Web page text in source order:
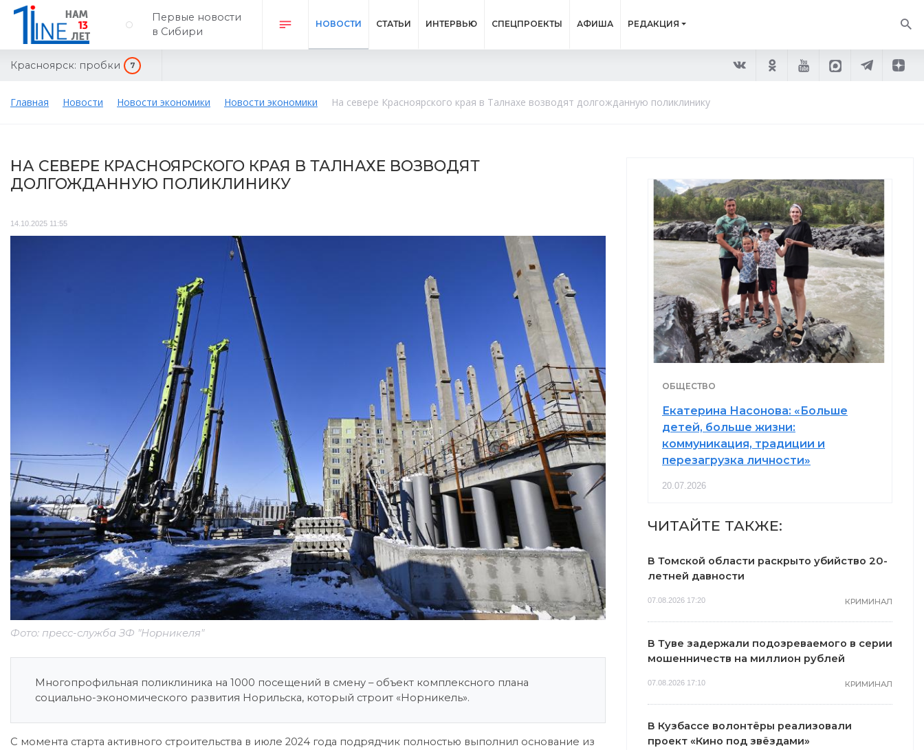
Первые новости
в Сибири
НОВОСТИ СТАТЬИ ИНТЕРВЬЮ СПЕЦПРОЕКТЫ АФИША РЕДАКЦИЯ
Красноярск: пробки 7
Главная Новости Новости экономики Новости экономики На севере Красноярского края в Талнахе возводят долгожданную поликлинику
НА СЕВЕРЕ КРАСНОЯРСКОГО КРАЯ В ТАЛНАХЕ ВОЗВОДЯТ
ДОЛГОЖДАННУЮ ПОЛИКЛИНИКУ
14.10.2025 11:55
Фото: пресс-служба ЗФ "Норникеля"
Многопрофильная поликлиника на 1000 посещений в смену – объект комплексного плана
социально-экономического развития Норильска, который строит «Норникель».
С момента старта активного строительства в июле 2024 года подрядчик полностью выполнил основание из
ОБЩЕСТВО
Екатерина Насонова: «Больше
детей, больше жизни:
коммуникация, традиции и
перезагрузка личности»
20.07.2026
ЧИТАЙТЕ ТАКЖЕ:
В Томской области раскрыто убийство 20-
летней давности
07.08.2026 17:20 КРИМИНАЛ
В Туве задержали подозреваемого в серии
мошенничеств на миллион рублей
07.08.2026 17:10 КРИМИНАЛ
В Кузбассе волонтёры реализовали
проект «Кино под звёздами»